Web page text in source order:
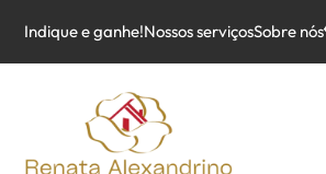
Indique e ganhe!Nossos serviçosSobre nós